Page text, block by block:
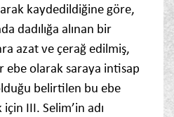
kaydedildiğine göre,
dadılığa alınan bir
azat ve çerağ edilmiş,
ebe olarak saraya intisap
belirtilen bu ebe
III. Selim’in adı